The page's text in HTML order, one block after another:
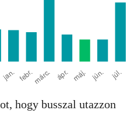
hogy busszal utazzon